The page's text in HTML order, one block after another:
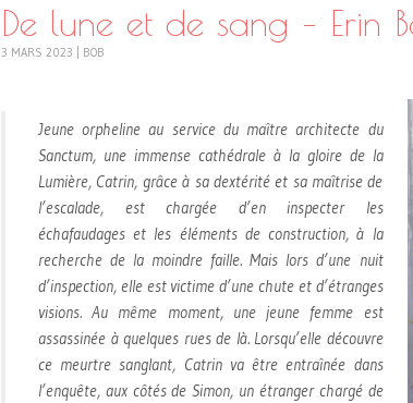
De lune et de sang – Erin
3 MARS 2023 BOB
Jeune orpheline au service du maître architecte du
Sanctum, une immense cathédrale à la gloire de la
Lumière, Catrin, grâce à sa dextérité et sa maîtrise de
l’escalade, est chargée d’en inspecter les
échafaudages et les éléments de construction, à la
recherche de la moindre faille. Mais lors d’une nuit
d’inspection, elle est victime d’une chute et d’étranges
visions. Au même moment, une jeune femme est
assassinée à quelques rues de là. Lorsqu’elle découvre
ce meurtre sanglant, Catrin va être entraînée dans
l’enquête, aux côtés de Simon, un étranger chargé de